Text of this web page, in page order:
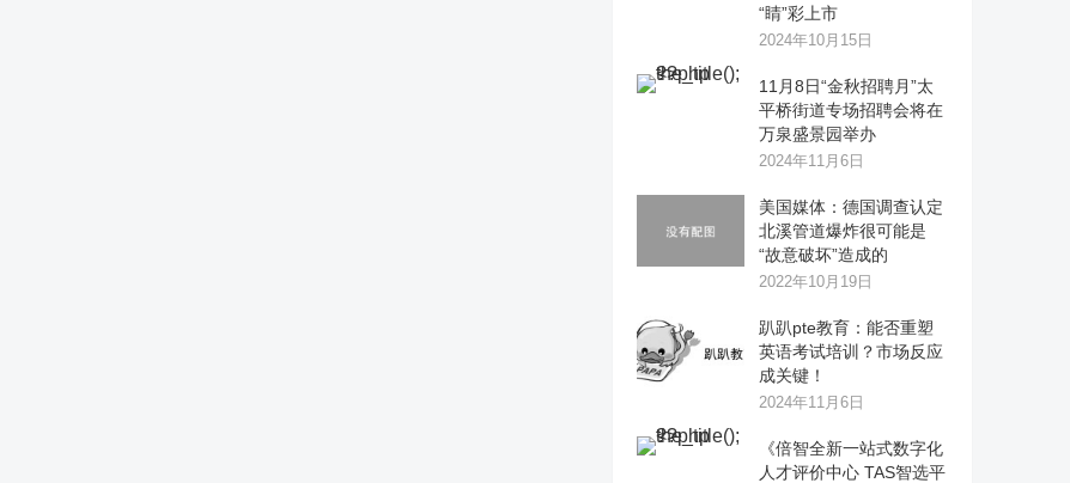
“睛”彩上市
2024年10月15日
11月8日“金秋招聘月”太
平桥街道专场招聘会将在
万泉盛景园举办
2024年11月6日
美国媒体：德国调查认定
北溪管道爆炸很可能是
“故意破坏”造成的
2022年10月19日
趴趴pte教育：能否重塑
英语考试培训？市场反应
成关键！
2024年11月6日
《倍智全新一站式数字化
人才评价中心 TAS智选平